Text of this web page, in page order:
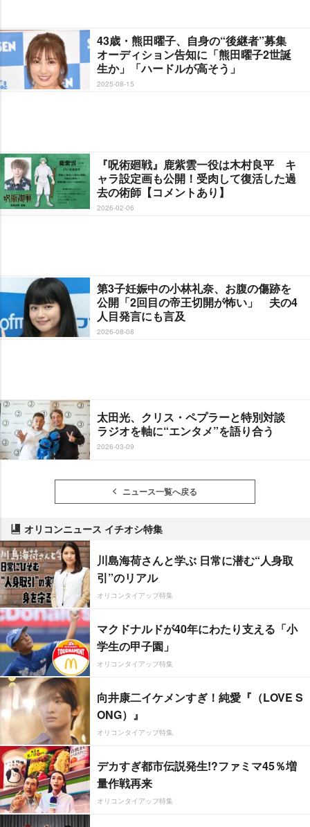
43歳・熊田曜子、自身の“後継者”募集
オーディション告知に「熊田曜子2世誕
生か」「ハードルが高そう」
2025-08-15
『呪術廻戦』鹿紫雲一役は木村良平 キ
ャラ設定画も公開！受肉して復活した過
去の術師【コメントあり】
2026-02-06
第3子妊娠中の小林礼奈、お腹の傷跡を
公開「2回目の帝王切開が怖い」 夫の4
人目発言にも言及
2026-08-08
太田光、クリス・ペプラーと特別対談
ラジオを軸に“エンタメ”を語り合う
2026-03-09
ニュース一覧へ戻る
オリコンニュース イチオシ特集
川島海荷さんと学ぶ 日常に潜む“人身取
引”のリアル
オリコンタイアップ特集
マクドナルドが40年にわたり支える「小
学生の甲子園」
オリコンタイアップ特集
向井康二イケメンすぎ！純愛『（LOVE S
ONG）』
オリコンタイアップ特集
デカすぎ都市伝説発生!?ファミマ45％増
量作戦再来
オリコンタイアップ特集